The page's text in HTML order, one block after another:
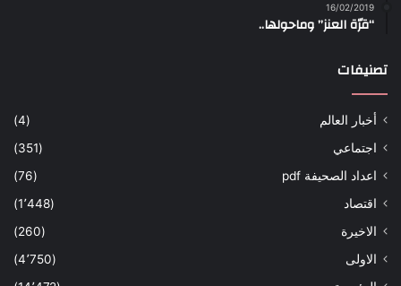
16/02/2019
“قرّة العنز” وماحولها..
تصنيفات
أخبار العالم
(4)
اجتماعي
(351)
اعداد الصحيفة pdf
(76)
اقتصاد
(1٬448)
الاخيرة
(260)
الاولى
(4٬750)